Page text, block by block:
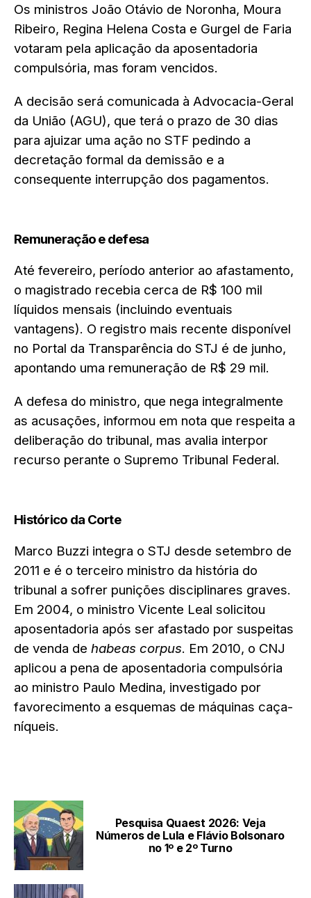
Os ministros João Otávio de Noronha, Moura
Ribeiro, Regina Helena Costa e Gurgel de Faria
votaram pela aplicação da aposentadoria
compulsória, mas foram vencidos.
A decisão será comunicada à Advocacia-Geral
da União (AGU), que terá o prazo de 30 dias
para ajuizar uma ação no STF pedindo a
decretação formal da demissão e a
consequente interrupção dos pagamentos.
Remuneração e defesa
Até fevereiro, período anterior ao afastamento,
o magistrado recebia cerca de R$ 100 mil
líquidos mensais (incluindo eventuais
vantagens). O registro mais recente disponível
no Portal da Transparência do STJ é de junho,
apontando uma remuneração de R$ 29 mil.
A defesa do ministro, que nega integralmente
as acusações, informou em nota que respeita a
deliberação do tribunal, mas avalia interpor
recurso perante o Supremo Tribunal Federal.
Histórico da Corte
Marco Buzzi integra o STJ desde setembro de
2011 e é o terceiro ministro da história do
tribunal a sofrer punições disciplinares graves.
Em 2004, o ministro Vicente Leal solicitou
aposentadoria após ser afastado por suspeitas
de venda de habeas corpus. Em 2010, o CNJ
aplicou a pena de aposentadoria compulsória
ao ministro Paulo Medina, investigado por
favorecimento a esquemas de máquinas caça-
níqueis.
Pesquisa Quaest 2026: Veja
Números de Lula e Flávio Bolsonaro
no 1º e 2º Turno